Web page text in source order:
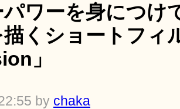
ワーを身につけ
描くショートフィ
」
by chaka